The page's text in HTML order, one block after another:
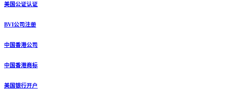
美国公证认证
BVI公司注册
中国香港公司
中国香港商标
美国银行开户